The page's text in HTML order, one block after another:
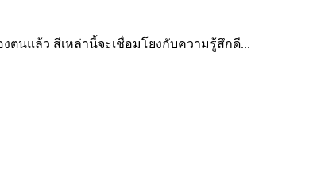
นแล้ว สีเหล่านี้จะเชื่อมโยงกับความรู้สึกดี...